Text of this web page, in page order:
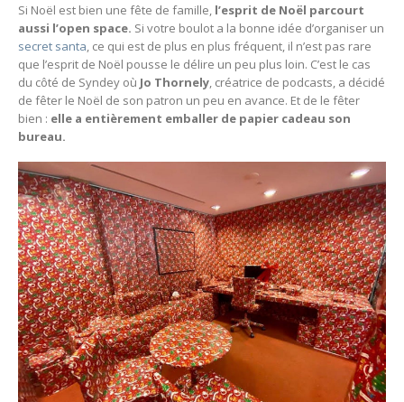
Si Noël est bien une fête de famille, l’esprit de Noël parcourt
aussi l’open space. Si votre boulot a la bonne idée d’organiser un
secret santa, ce qui est de plus en plus fréquent, il n’est pas rare
que l’esprit de Noël pousse le délire un peu plus loin. C’est le cas
du côté de Syndey où Jo Thornely, créatrice de podcasts, a décidé
de fêter le Noël de son patron un peu en avance. Et de le fêter
bien : elle a entièrement emballer de papier cadeau son
bureau.